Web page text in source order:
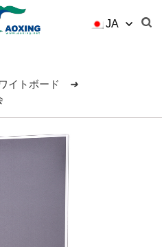
JA
イトボード